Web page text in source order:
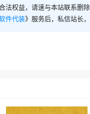
法权益，请速与本站联系删
件代装》服务后，私信站长